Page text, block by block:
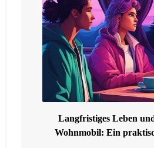
Langfristiges Leben
Wohnmobil: Ein